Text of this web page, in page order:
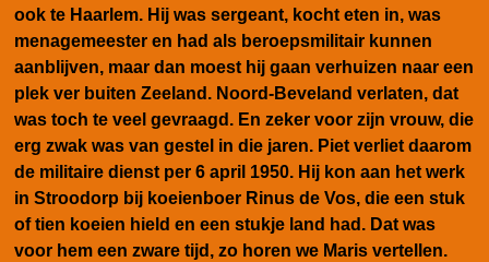
ook te Haarlem. Hij was sergeant, kocht eten in, was
menagemeester en had als beroepsmilitair kunnen
aanblijven, maar dan moest hij gaan verhuizen naar een
plek ver buiten Zeeland. Noord-Beveland verlaten, dat
was toch te veel gevraagd. En zeker voor zijn vrouw, die
erg zwak was van gestel in die jaren. Piet verliet daarom
de militaire dienst per 6 april 1950. Hij kon aan het werk
in Stroodorp bij koeienboer Rinus de Vos, die een stuk
of tien koeien hield en een stukje land had. Dat was
voor hem een zware tijd, zo horen we Maris vertellen.